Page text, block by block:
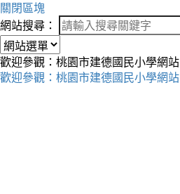
關閉區塊
網站搜尋：
歡迎參觀：桃園市建德國民小學網站
歡迎參觀：桃園市建德國民小學網站